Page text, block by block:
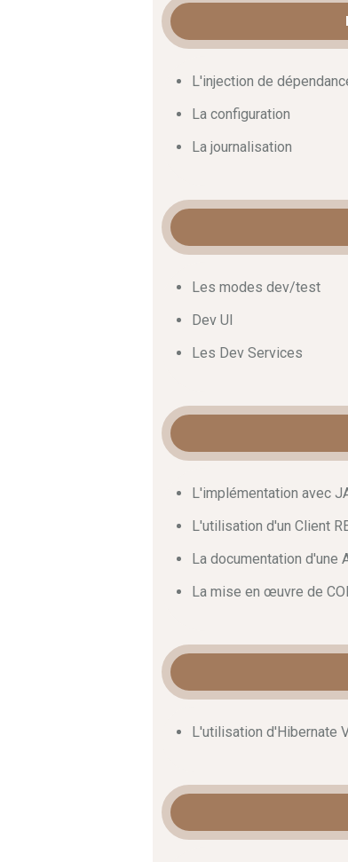
L'injection de
La configuration
La journalisation
Les modes dev/test
Dev UI
Les Dev Services
L'implémentation avec
L'utilisation d'un Client
La documentation d'une
La mise en œuvre de
L'utilisation d'Hibernate